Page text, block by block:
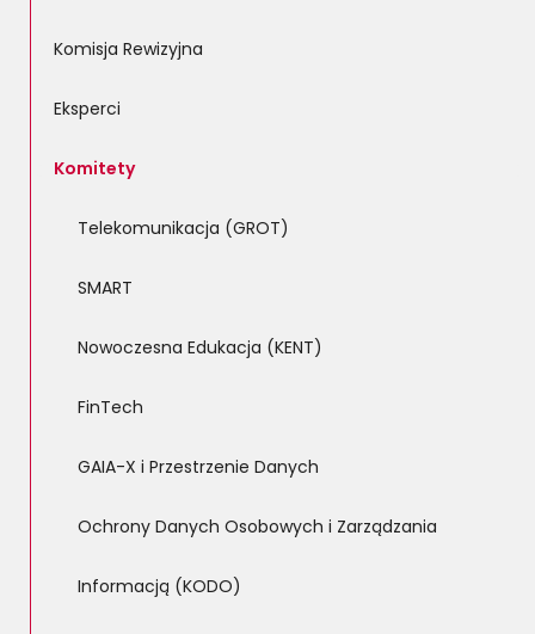
Komisja Rewizyjna
Eksperci
Komitety
Telekomunikacja (GROT)
SMART
Nowoczesna Edukacja (KENT)
FinTech
GAIA-X i Przestrzenie Danych
Ochrony Danych Osobowych i Zarządzania
Informacją (KODO)